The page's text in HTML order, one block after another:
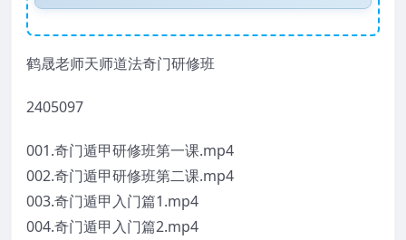
鹤晟老师天师道法奇门研修班
2405097
001.奇门遁甲研修班第一课.mp4
002.奇门遁甲研修班第二课.mp4
003.奇门遁甲入门篇1.mp4
004.奇门遁甲入门篇2.mp4